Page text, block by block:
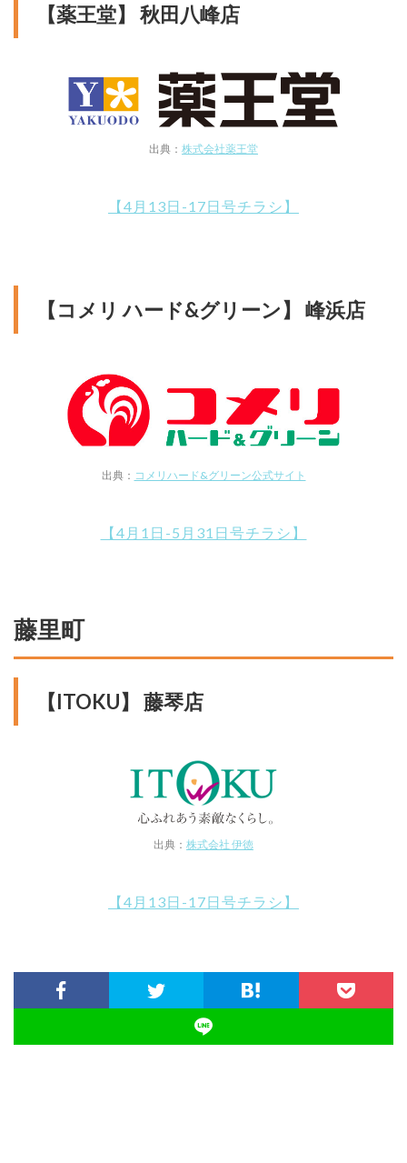
【薬王堂】 秋田八峰店
出典： 株式会社薬王堂
【4月13日-17日号チラシ】
【コメリ ハード&グリーン】 峰浜店
出典： コメリハード&グリーン公式サイト
【4月1日-5月31日号チラシ】
藤里町
【ITOKU】 藤琴店
出典： 株式会社 伊徳
【4月13日-17日号チラシ】